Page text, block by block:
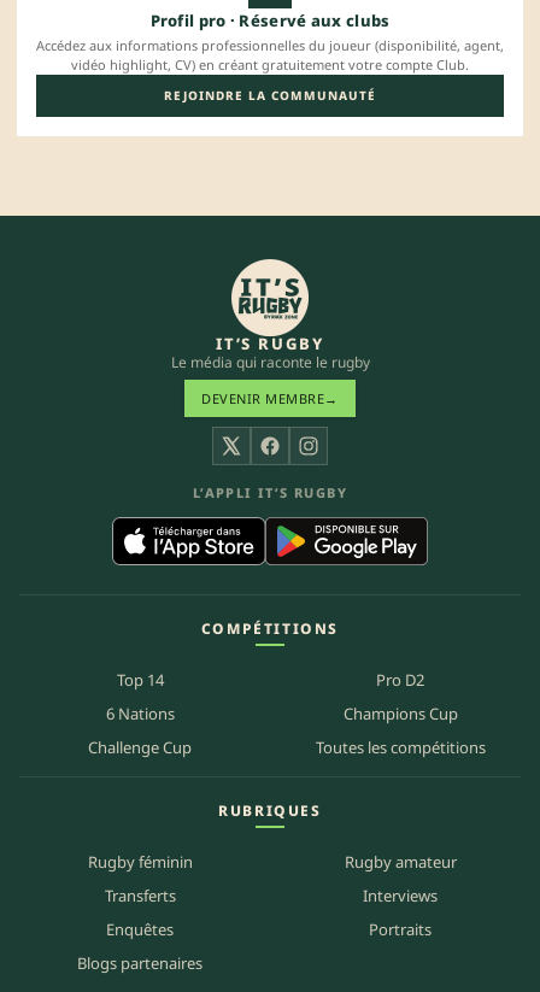
Profil pro · Réservé aux clubs
Accédez aux informations professionnelles du joueur (disponibilité, agent,
vidéo highlight, CV) en créant gratuitement votre compte Club.
REJOINDRE LA COMMUNAUTÉ
IT’S RUGBY
Le média qui raconte le rugby
DEVENIR MEMBRE→
X FacebookInstagram
L’APPLI IT’S RUGBY
COMPÉTITIONS
Top 14
Pro D2
6 Nations
Champions Cup
Challenge Cup
Toutes les compétitions
RUBRIQUES
Rugby féminin
Rugby amateur
Transferts
Interviews
Enquêtes
Portraits
Blogs partenaires